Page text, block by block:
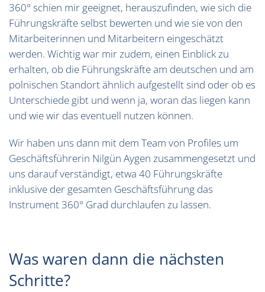
360° schien mir geeignet, herauszufinden, wie sich die
Führungskräfte selbst bewerten und wie sie von den
Mitarbeiterinnen und Mitarbeitern eingeschätzt
werden. Wichtig war mir zudem, einen Einblick zu
erhalten, ob die Führungskräfte am deutschen und am
polnischen Standort ähnlich aufgestellt sind oder ob es
Unterschiede gibt und wenn ja, woran das liegen kann
und wie wir das eventuell nutzen können.
Wir haben uns dann mit dem Team von Profiles um
Geschäftsführerin Nilgün Aygen zusammengesetzt und
uns darauf verständigt, etwa 40 Führungskräfte
inklusive der gesamten Geschäftsführung das
Instrument 360° Grad durchlaufen zu lassen.
Was waren dann die nächsten
Schritte?